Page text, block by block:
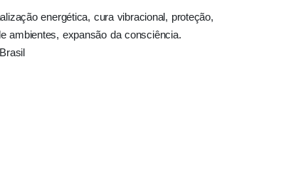
energética, cura vibracional, proteção,
ambientes, expansão da consciência.